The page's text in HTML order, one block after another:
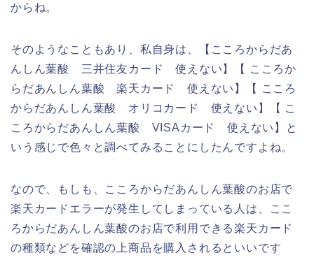
からね。
そのようなこともあり、私自身は、【こころからだあ
んしん葉酸 三井住友カード 使えない】【 こころか
らだあんしん葉酸 楽天カード 使えない】【 こころ
からだあんしん葉酸 オリコカード 使えない】【 こ
ころからだあんしん葉酸 VISAカード 使えない】と
いう感じで色々と調べてみることにしたんですよね。
なので、もしも、こころからだあんしん葉酸のお店で
楽天カードエラーが発生してしまっている人は、ここ
ろからだあんしん葉酸のお店で利用できる楽天カード
の種類などを確認の上商品を購入されるといいです